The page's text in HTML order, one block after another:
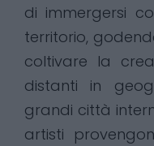
di immergersi
territorio,
coltivare la
distanti in
grandi città
artisti